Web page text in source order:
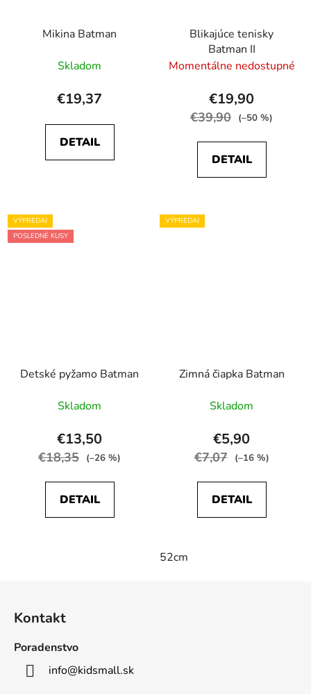
Mikina Batman
Skladom
€19,37
DETAIL
Blikajúce tenisky
Batman II
Momentálne nedostupné
€19,90
€39,90 (–50 %)
DETAIL
VÝPREDAJ
POSLEDNÉ KUSY
Detské pyžamo Batman
Skladom
€13,50
€18,35 (–26 %)
DETAIL
VÝPREDAJ
Zimná čiapka Batman
Skladom
€5,90
€7,07 (–16 %)
DETAIL
52cm
Kontakt
Poradenstvo
info@kidsmall.sk